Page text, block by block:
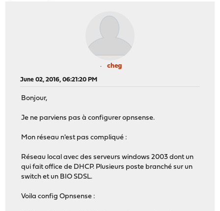
cheg
June 02, 2016, 06:21:20 PM
Bonjour,
Je ne parviens pas à configurer opnsense.
Mon réseau n'est pas compliqué :
Réseau local avec des serveurs windows 2003 dont un
qui fait office de DHCP. Plusieurs poste branché sur un
switch et un BIO SDSL.
Voila config Opnsense :